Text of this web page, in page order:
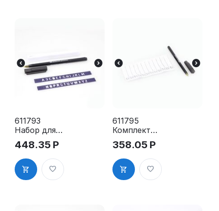
611793
Набор для
маркировки
белья Prym
(Германия),
лента 3м,
маркер,
448.35 Р
611795
Комплект
бирок 24 шт
с маркером
Prym
(Германия)
358.05 Р